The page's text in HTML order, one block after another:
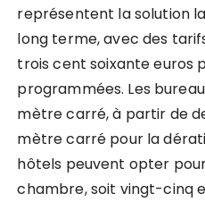
représentent la solution
long terme, avec des
trois cent soixante euros
programmées. Les
mètre carré, à partir de
mètre carré pour la
hôtels peuvent opter
chambre, soit vingt-cinq